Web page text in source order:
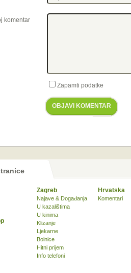
komentar
Zapamti podatke
OBJAVI KOMENTAR
Zagreb
Najave & Događanja
U kazalištima
U kinima
Klizanje
Ljekarne
Bolnice
Hitni prijem
Info telefoni
Hrvatska
Komentari